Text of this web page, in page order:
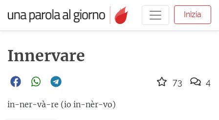
Inizia
Innervare
in-ner-và-re (io in-nèr-vo)
73 4